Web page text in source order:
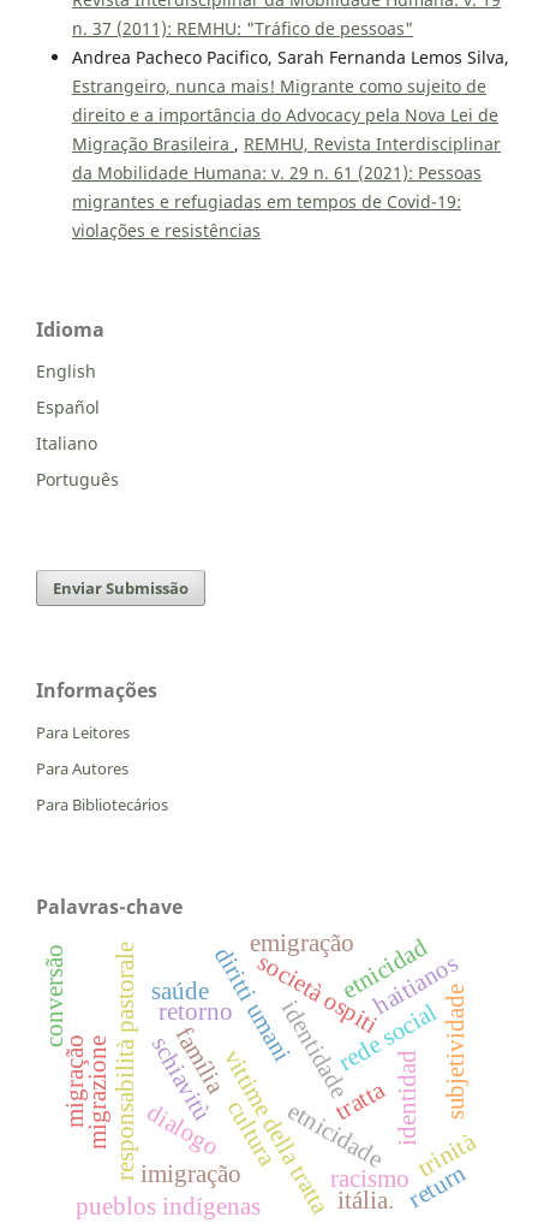
n. 37 (2011): REMHU: "Tráfico de pessoas"
Andrea Pacheco Pacifico, Sarah Fernanda Lemos Silva,
Estrangeiro, nunca mais! Migrante como sujeito de
direito e a importância do Advocacy pela Nova Lei de
Migração Brasileira , REMHU, Revista Interdisciplinar
da Mobilidade Humana: v. 29 n. 61 (2021): Pessoas
migrantes e refugiadas em tempos de Covid-19:
violações e resistências
Idioma
English
Español
Italiano
Português
Enviar Submissão
Informações
Para Leitores
Para Autores
Para Bibliotecários
Palavras-chave
tratta
vittime della tratta
diritti umani
schiavitù
responsabilità pastorale identidade
culturaetnicidade
imigração
família rede social
società ospitietnicidad
pueblos indígenas
identidad
haitianos
racismo
subjetividade
dialogo trinità
migrazione
migração
conversão
emigração
retorno
saúde
return
itália.